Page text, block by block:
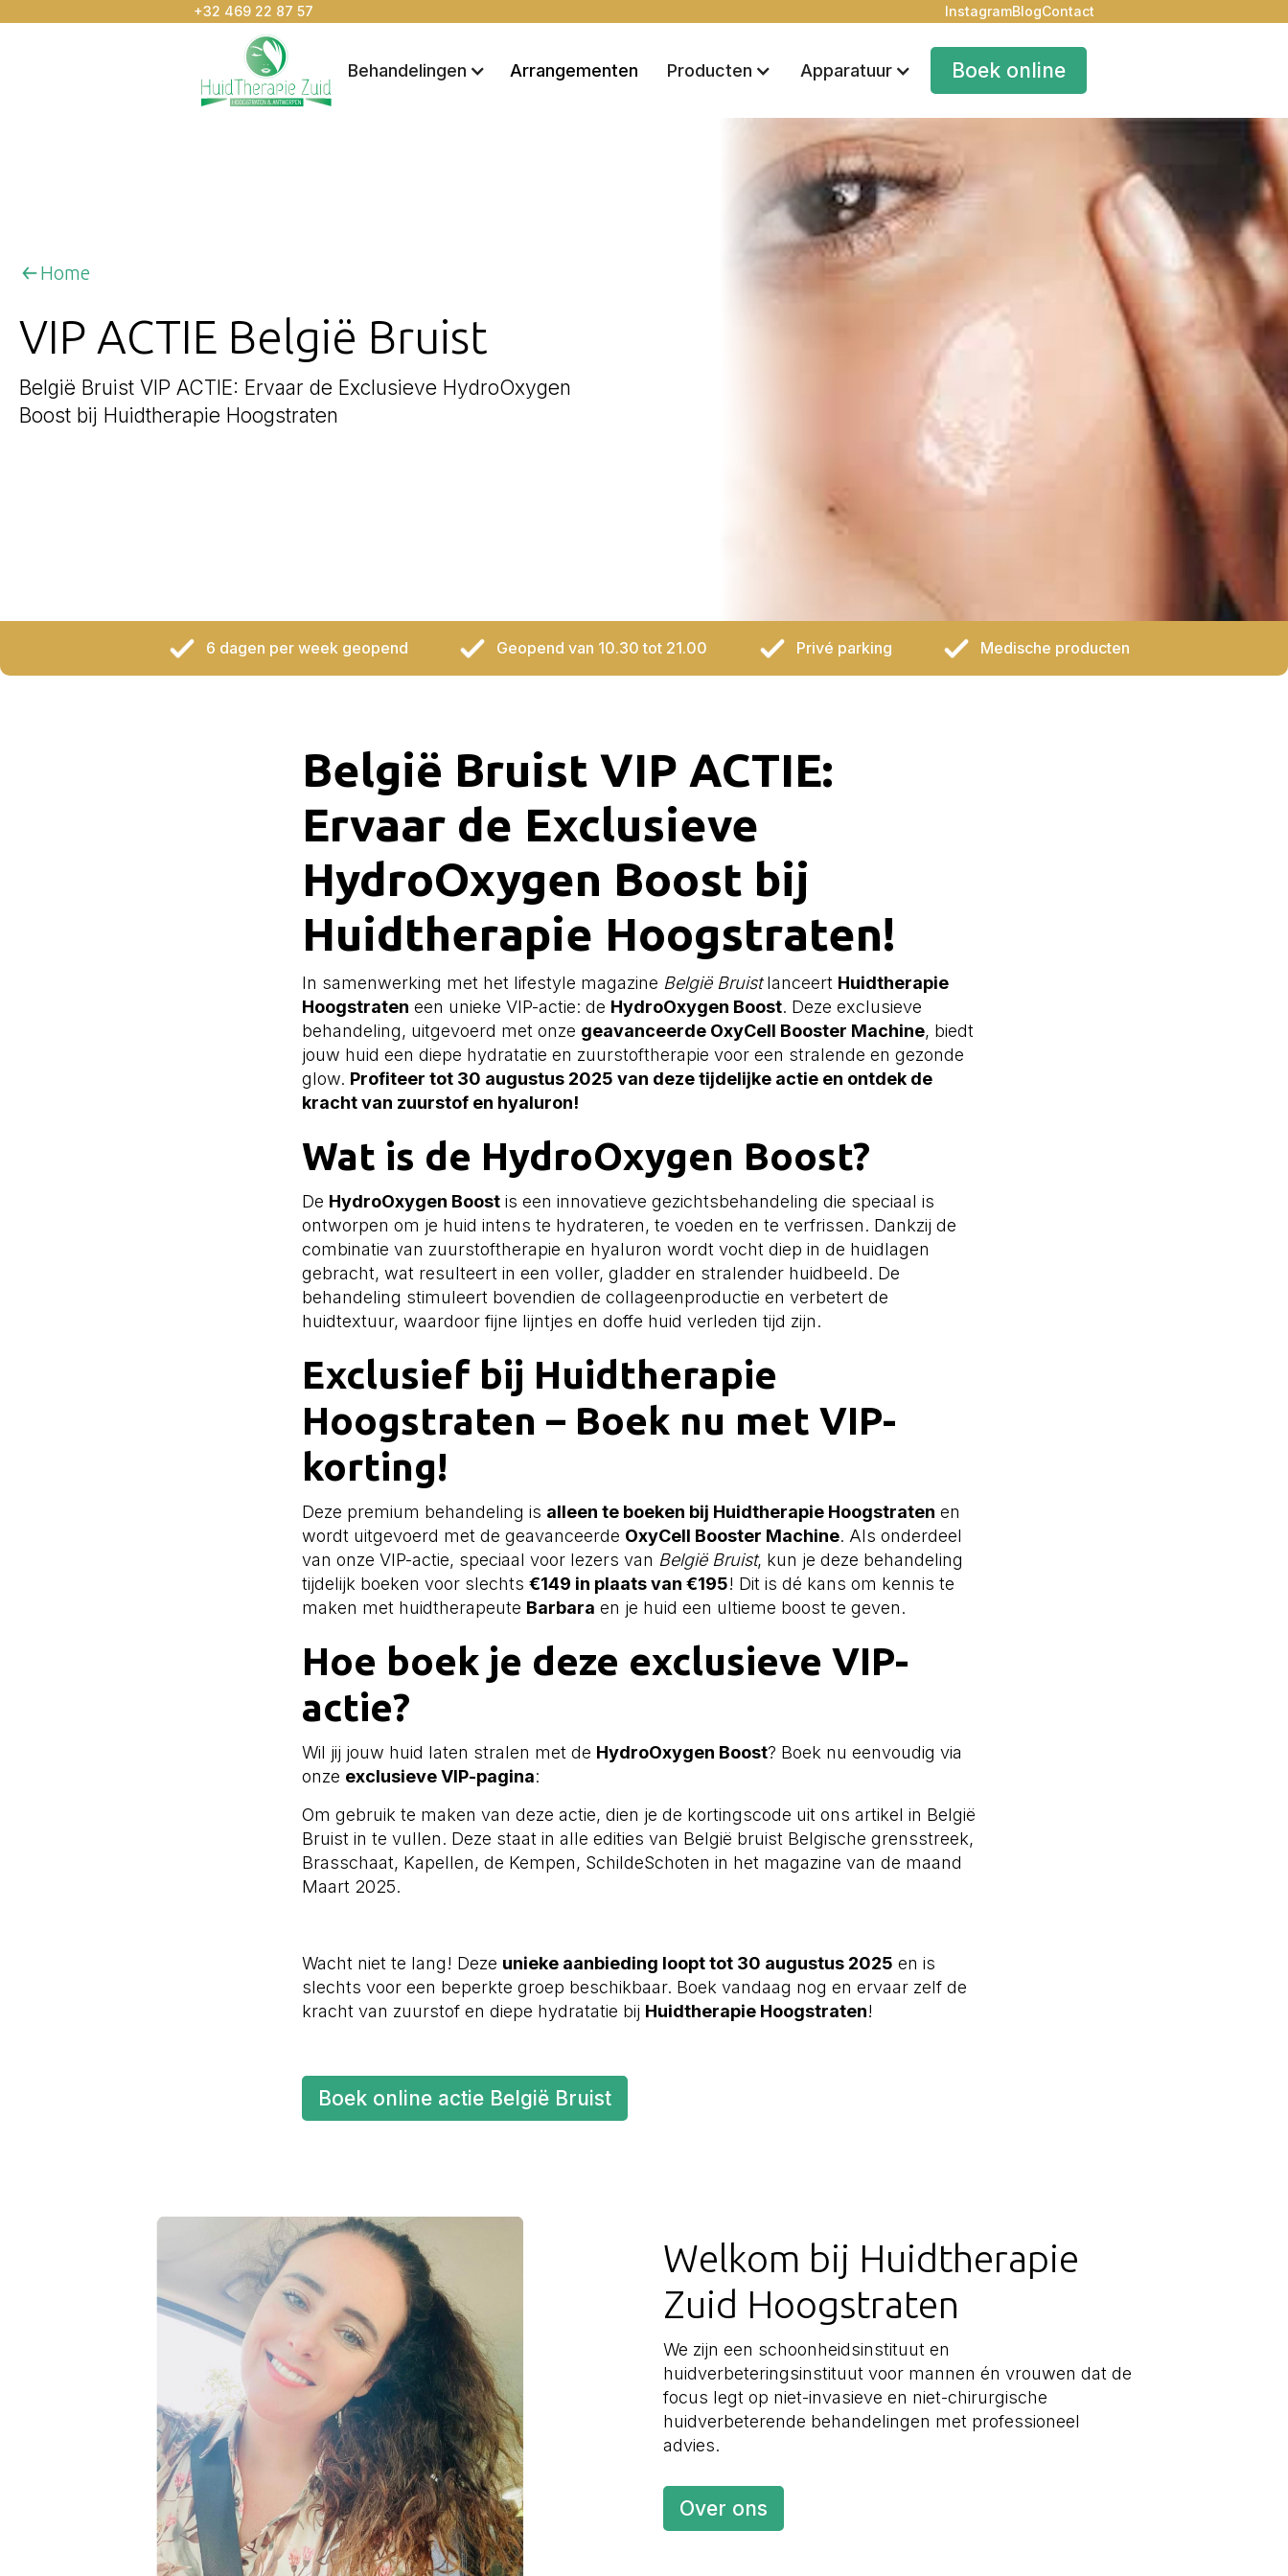
+32 469 22 87 57 InstagramBlogContact
Behandelingen Arrangementen Producten Apparatuur Boek online
Home
VIP ACTIE België Bruist
België Bruist VIP ACTIE: Ervaar de Exclusieve HydroOxygen
Boost bij Huidtherapie Hoogstraten
6 dagen per week geopend Geopend van 10.30 tot 21.00 Privé parking Medische producten
België Bruist VIP ACTIE:
Ervaar de Exclusieve
HydroOxygen Boost bij
Huidtherapie Hoogstraten!
In samenwerking met het lifestyle magazine België Bruistlanceert Huidtherapie
Hoogstraten een unieke VIP-actie: de HydroOxygen Boost. Deze exclusieve
behandeling, uitgevoerd met onze geavanceerde OxyCell Booster Machine, biedt
jouw huid een diepe hydratatie en zuurstoftherapie voor een stralende en gezonde
glow. Profiteer tot 30 augustus 2025 van deze tijdelijke actie en ontdek de
kracht van zuurstof en hyaluron!
Wat is de HydroOxygen Boost?
De HydroOxygen Boostis een innovatieve gezichtsbehandeling die speciaal is
ontworpen om je huid intens te hydrateren, te voeden en te verfrissen. Dankzij de
combinatie van zuurstoftherapie en hyaluron wordt vocht diep in de huidlagen
gebracht, wat resulteert in een voller, gladder en stralender huidbeeld. De
behandeling stimuleert bovendien de collageenproductie en verbetert de
huidtextuur, waardoor fijne lijntjes en doffe huid verleden tijd zijn.
Exclusief bij Huidtherapie
Hoogstraten – Boek nu met VIP-
korting!
Deze premium behandeling is alleen te boeken bij Huidtherapie Hoogstraten en
wordt uitgevoerd met de geavanceerde OxyCell Booster Machine. Als onderdeel
van onze VIP-actie, speciaal voor lezers van België Bruist, kun je deze behandeling
tijdelijk boeken voor slechts €149 in plaats van €195! Dit is dé kans om kennis te
maken met huidtherapeute Barbara en je huid een ultieme boost te geven.
Hoe boek je deze exclusieve VIP-
actie?
Wil jij jouw huid laten stralen met de HydroOxygen Boost? Boek nu eenvoudig via
onze exclusieve VIP-pagina:
Om gebruik te maken van deze actie, dien je de kortingscode uit ons artikel in België
Bruist in te vullen. Deze staat in alle edities van België bruist Belgische grensstreek,
Brasschaat, Kapellen, de Kempen, SchildeSchoten in het magazine van de maand
Maart 2025.
Wacht niet te lang! Deze unieke aanbieding loopt tot 30 augustus 2025 en is
slechts voor een beperkte groep beschikbaar. Boek vandaag nog en ervaar zelf de
kracht van zuurstof en diepe hydratatie bij Huidtherapie Hoogstraten!
Boek online actie België Bruist
Welkom bij Huidtherapie
Zuid Hoogstraten
We zijn een schoonheidsinstituut en
huidverbeteringsinstituut voor mannen én vrouwen dat de
focus legt op niet-invasieve en niet-chirurgische
huidverbeterende behandelingen met professioneel
advies.
Over ons